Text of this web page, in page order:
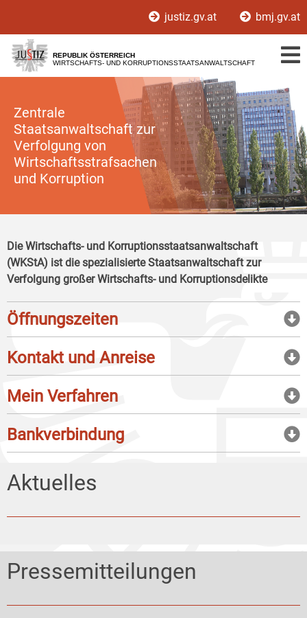
[1]
[2]
justiz.gv.at bmj.gv.at
REPUBLIK ÖSTERREICH
WIRTSCHAFTS- UND KORRUPTIONSSTAATSANWALTSCHAFT
Zentrale
Staatsanwaltschaft zur
Verfolgung von
Wirtschaftsstrafsachen
und Korruption
Die Wirtschafts- und Korruptionsstaatsanwaltschaft
(WKStA) ist die spezialisierte Staatsanwaltschaft zur
Verfolgung großer Wirtschafts- und Korruptionsdelikte
Öffnungszeiten
Kontakt und Anreise
Mein Verfahren
Bankverbindung
Aktuelles
Pressemitteilungen